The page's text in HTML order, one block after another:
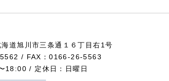
道旭川市三条通１６丁目右1号
/ FAX：0166-26-5563
18:00 / 定休日：日曜日